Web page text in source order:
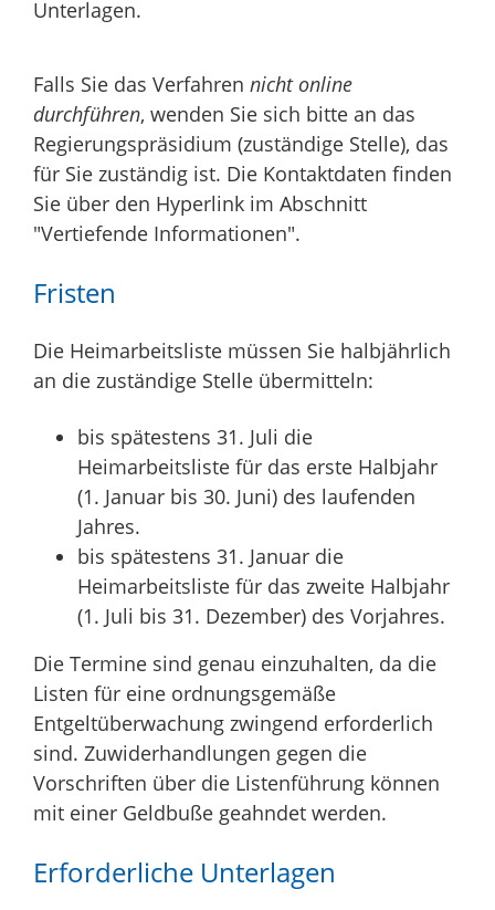
Unterlagen.
Falls Sie das Verfahren nicht online
durchführen, wenden Sie sich bitte an das
Regierungspräsidium (zuständige Stelle), das
für Sie zuständig ist. Die Kontaktdaten finden
Sie über den Hyperlink im Abschnitt
"Vertiefende Informationen".
Fristen
Die Heimarbeitsliste müssen Sie halbjährlich
an die zuständige Stelle übermitteln:
bis spätestens 31. Juli die
Heimarbeitsliste für das erste Halbjahr
(1. Januar bis 30. Juni) des laufenden
Jahres.
bis spätestens 31. Januar die
Heimarbeitsliste für das zweite Halbjahr
(1. Juli bis 31. Dezember) des Vorjahres.
Die Termine sind genau einzuhalten, da die
Listen für eine ordnungsgemäße
Entgeltüberwachung zwingend erforderlich
sind. Zuwiderhandlungen gegen die
Vorschriften über die Listenführung können
mit einer Geldbuße geahndet werden.
Erforderliche Unterlagen